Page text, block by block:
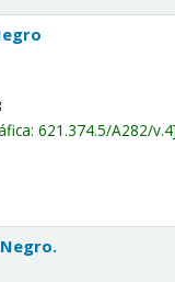
621.374.5/A282/v.4